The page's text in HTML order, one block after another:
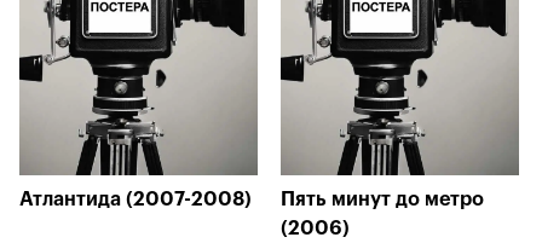
Атлантида (2007-2008)
Пять минут до метро
(2006)